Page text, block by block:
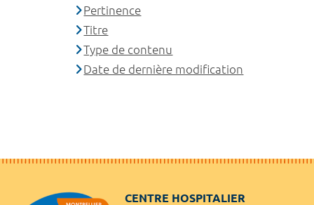
Pertinence
Titre
Type de contenu
Date de dernière modification
CENTRE HOSPITALIER